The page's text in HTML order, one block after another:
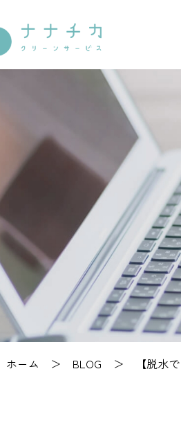
サービス内容
ホーム ＞ BLOG ＞ 【脱水